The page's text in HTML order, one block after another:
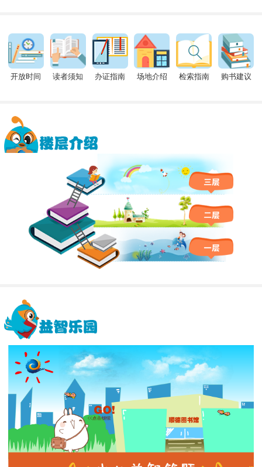
开放时间 读者须知 办证指南 场地介绍 检索指南 购书建议